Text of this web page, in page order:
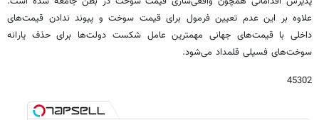
علاوه بر این عدم تعیین فرمول برای قیمت سوخت و پیوند ندادن قیمت‌های
داخلی با قیمت‌های جهانی مهمترین عامل شکست دولت‌ها برای حذف یارانه
سوخت‌های فسیلی قلمداد می‌شود.
45302